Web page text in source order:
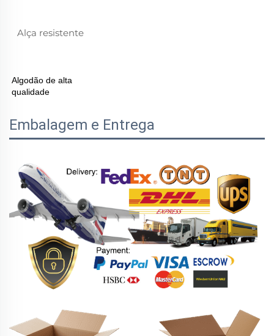
Alça resistente
Algodão de alta
qualidade
Embalagem e Entrega